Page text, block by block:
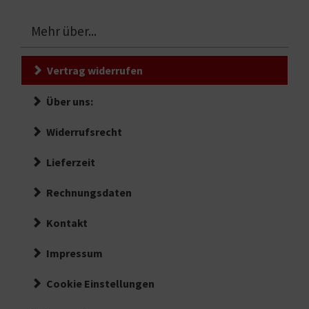
Mehr über...
Vertrag widerrufen
Über uns:
Widerrufsrecht
Lieferzeit
Rechnungsdaten
Kontakt
Impressum
Cookie Einstellungen